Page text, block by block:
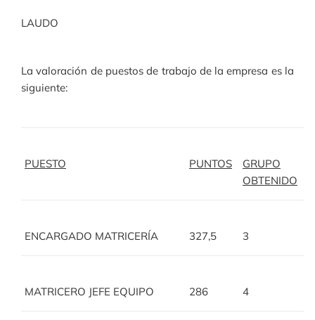
LAUDO
La valoración de puestos de trabajo de la empresa es la
siguiente:
PUESTO PUNTOS
GRUPO
OBTENIDO
ENCARGADO MATRICERÍA 327,5 3
MATRICERO JEFE EQUIPO 286 4